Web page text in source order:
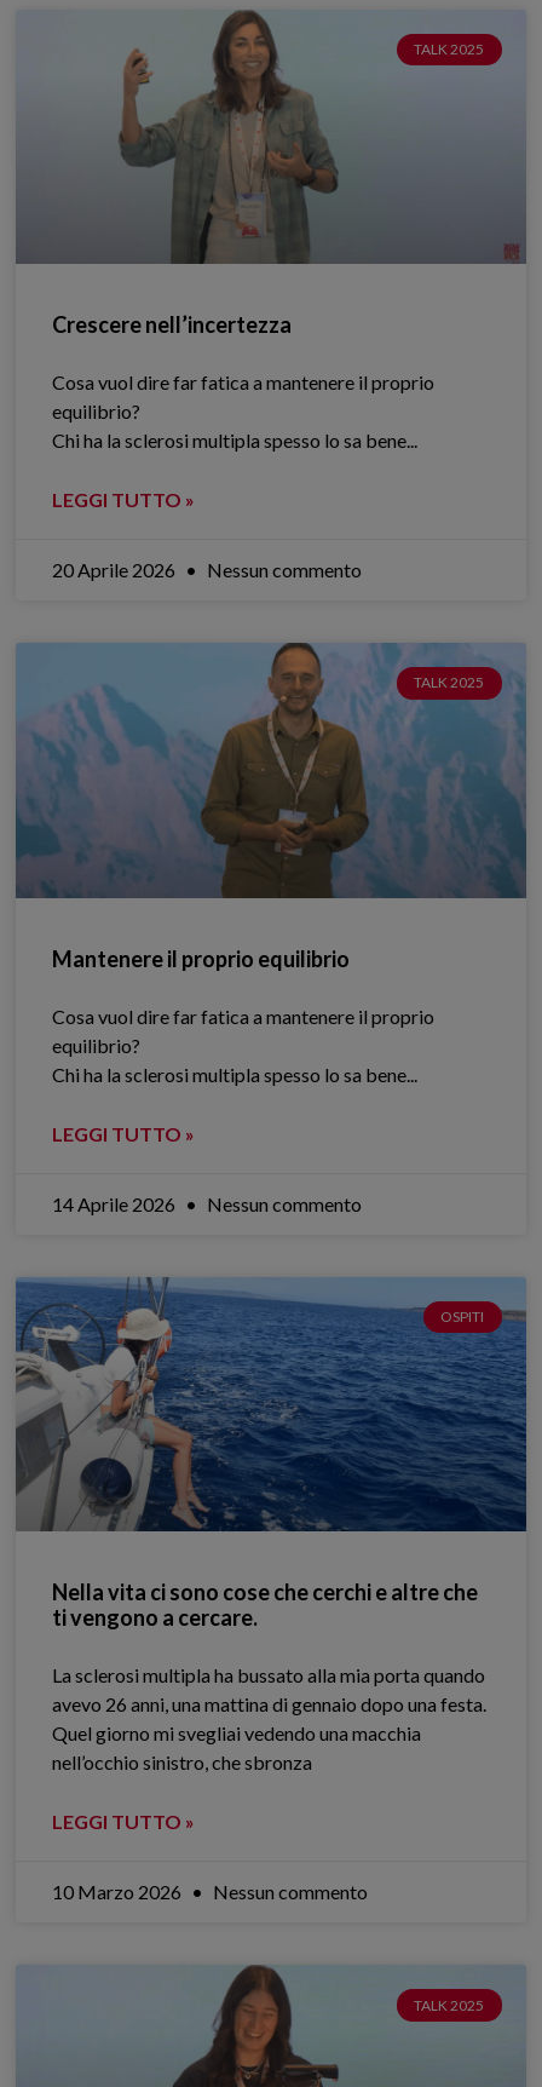
TALK 2025
Crescere nell’incertezza
Cosa vuol dire far fatica a mantenere il proprio
equilibrio?
Chi ha la sclerosi multipla spesso lo sa bene.​..
LEGGI TUTTO »
20 Aprile 2026 Nessun commento
TALK 2025
Mantenere il proprio equilibrio
Cosa vuol dire far fatica a mantenere il proprio
equilibrio?
Chi ha la sclerosi multipla spesso lo sa bene.​..
LEGGI TUTTO »
14 Aprile 2026 Nessun commento
OSPITI
Nella vita ci sono cose che cerchi e altre che
ti vengono a cercare.
La sclerosi multipla ha bussato alla mia porta quando
avevo 26 anni, una mattina di gennaio dopo una festa.
Quel giorno mi svegliai vedendo una macchia
nell’occhio sinistro, che sbronza
LEGGI TUTTO »
10 Marzo 2026 Nessun commento
TALK 2025